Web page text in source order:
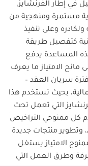
في إطار الفرنشايز،
مستمرة ومنهجية من
وعلى تنفيذ
كتفصيل طريقة
المساعدة يدفع
مانح الامتياز ما يعرف
سريان العقد –
بحيث تستخدم هذا
التي تعمل تحت
كل ممنوحي التراخيص
منتجات جديدة
الامتياز يستغل
وطرق العمل التي